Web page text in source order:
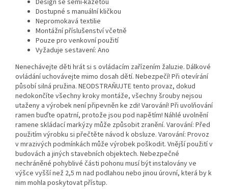
Design se semi-kazetou
Dostupné s manuální kličkou
Nepromokavá textilie
Montážní příslušenství včetně
Pouze pro venkovní použití
Vyžaduje sestavení: Ano
Nenechávejte děti hrát si s ovládacím zařízením žaluzie. Dálkové
ovládání uchovávejte mimo dosah dětí. Nebezpečí! Při otevírání
působí silná pružina. NEODSTRAŇUJTE tento provaz, dokud
nedokončíte všechny kroky montáže, všechny šrouby nejsou
utaženy a výrobek není připevněn ke zdi! Varování! Při uvolňování
ramen buďte opatrní, protože jsou pod napětím! Náhlé uvolnění
ramene skládací markýzy může způsobit zranění. Varování: Před
použitím výrobku si přečtěte návod k obsluze. Varování: Provoz
v mrazivých podmínkách může výrobek poškodit. Vnější použití v
budovách a jiných stavebních objektech. Nebezpečné
nechráněné pohyblivé části pohonu musí být instalovány ve
výšce vyšší než 2,5 m nad podlahou nebo jinou úrovní, která by k
nim mohla poskytovat přístup.